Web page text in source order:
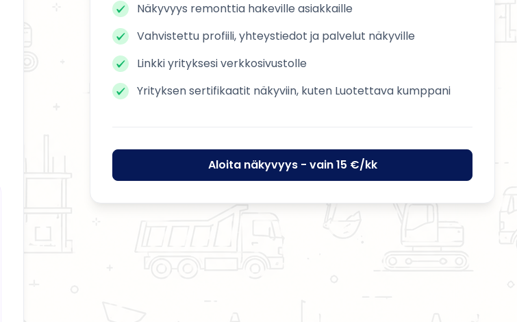
Näkyvyys remonttia hakeville asiakkaille
Vahvistettu profiili, yhteystiedot ja palvelut näkyville
Linkki yrityksesi verkkosivustolle
Yrityksen sertifikaatit näkyviin, kuten Luotettava kumppani
Aloita näkyvyys - vain 15 €/kk